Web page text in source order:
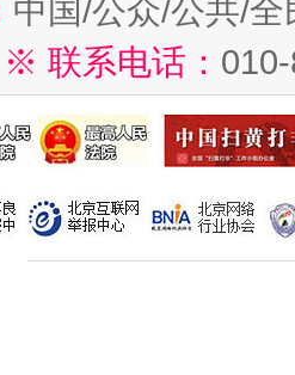
中国/公众/公共/
※ 联系电话：